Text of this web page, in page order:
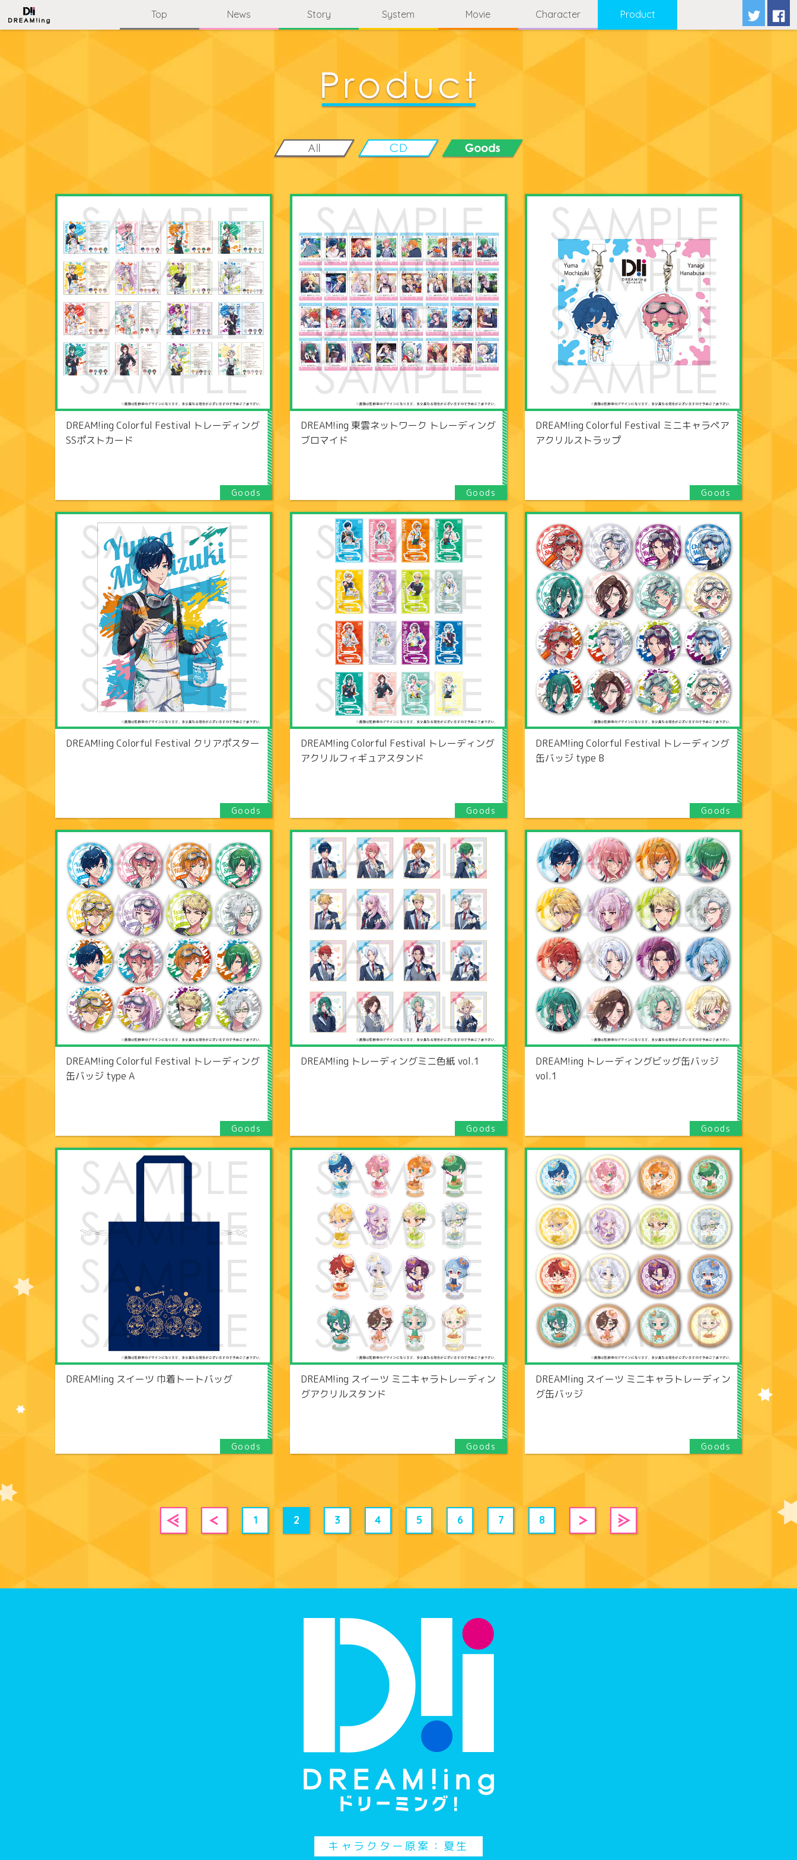
Top News Story System Movie Character Product
DREAM!ing Colorful Festival トレーディング
SSポストカード
DREAM!ing 東雲ネットワーク トレーディング
ブロマイド
DREAM!ing Colorful Festival ミニキャラペア
アクリルストラップ
DREAM!ing Colorful Festival クリアポスター
DREAM!ing Colorful Festival トレーディング
アクリルフィギュアスタンド
DREAM!ing Colorful Festival トレーディング
缶バッジ type B
DREAM!ing Colorful Festival トレーディング
缶バッジ type A
DREAM!ing トレーディングミニ色紙 vol.1
DREAM!ing トレーディングビッグ缶バッジ
vol.1
DREAM!ing スイーツ 巾着トートバッグ
DREAM!ing スイーツ ミニキャラトレーディン
グアクリルスタンド
DREAM!ing スイーツ ミニキャラトレーディン
グ缶バッジ
1 2 3 4 5 6 7 8
キャラクター原案：夏生